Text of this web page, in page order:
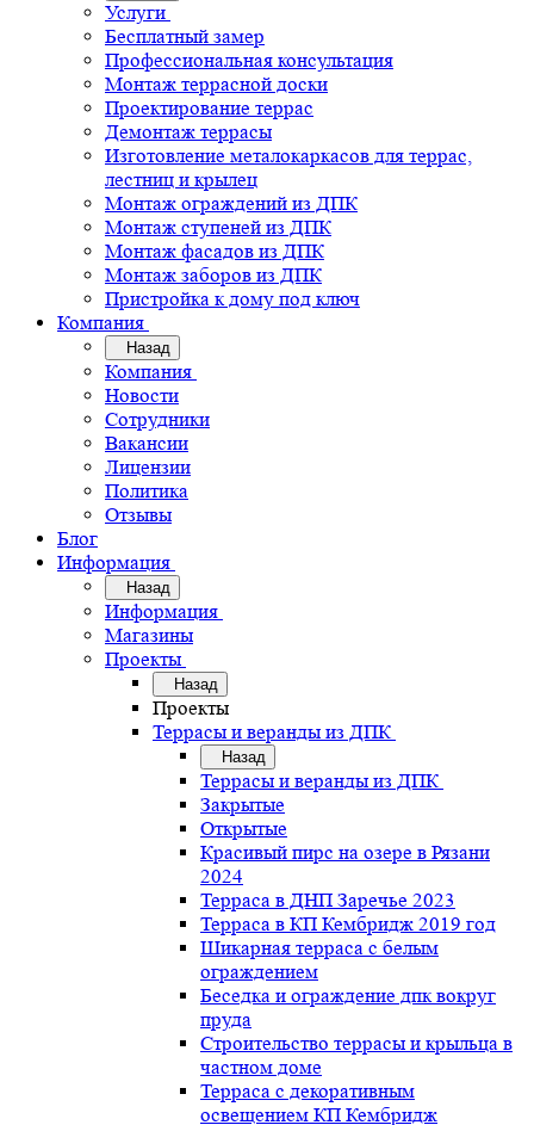
Услуги
Бесплатный замер
Профессиональная консультация
Монтаж террасной доски
Проектирование террас
Демонтаж террасы
Изготовление металокаркасов для террас,
лестниц и крылец
Монтаж ограждений из ДПК
Монтаж ступеней из ДПК
Монтаж фасадов из ДПК
Монтаж заборов из ДПК
Пристройка к дому под ключ
Компания
Назад
Компания
Новости
Сотрудники
Вакансии
Лицензии
Политика
Отзывы
Блог
Информация
Назад
Информация
Магазины
Проекты
Назад
Проекты
Террасы и веранды из ДПК
Назад
Террасы и веранды из ДПК
Закрытые
Открытые
Красивый пирс на озере в Рязани
2024
Терраса в ДНП Заречье 2023
Терраса в КП Кембридж 2019 год
Шикарная терраса с белым
ограждением
Беседка и ограждение дпк вокруг
пруда
Строительство террасы и крыльца в
частном доме
Терраса с декоративным
освещением КП Кембридж